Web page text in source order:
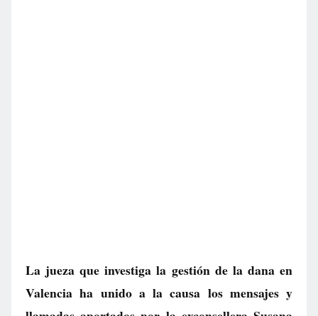
La jueza que investiga la gestión de la dana en
Valencia ha unido a la causa los mensajes y